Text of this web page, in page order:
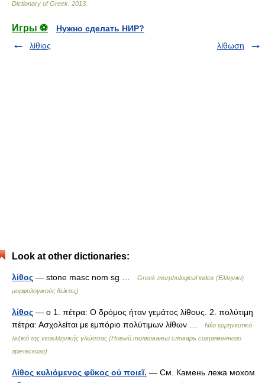
Dictionary of Greek 2013
Игры ⚽
Нужно сделать НИР?
λίθιος
λίθωση
Look at other dictionaries:
λίθος — stone masc nom sg …
Greek morphological index (Ελληνική
μορφολογικούς δείκτες)
λίθος — ο 1. πέτρα: Ο δρόμος ήταν γεμάτος λίθους. 2. πολύτιμη
πέτρα: Ασχολείται με εμπόριο πολύτιμων λίθων …
Νέο ερμηνευτικό
λεξικό της νεοελληνικής γλώσσας (Новый толковании словарь современного
греческого)
Λίθος κυλιόμενος φῦκος οὐ ποιεῖ. — См. Камень лежа мохом